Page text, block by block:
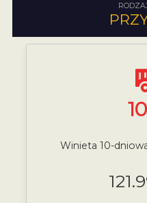
10
Winieta 10-